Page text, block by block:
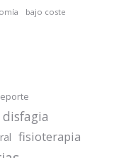
bajo coste
disfagia
fisioterapia